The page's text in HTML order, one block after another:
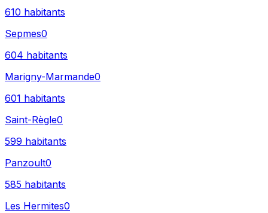
610 habitants
Sepmes0
604 habitants
Marigny-Marmande0
601 habitants
Saint-Règle0
599 habitants
Panzoult0
585 habitants
Les Hermites0